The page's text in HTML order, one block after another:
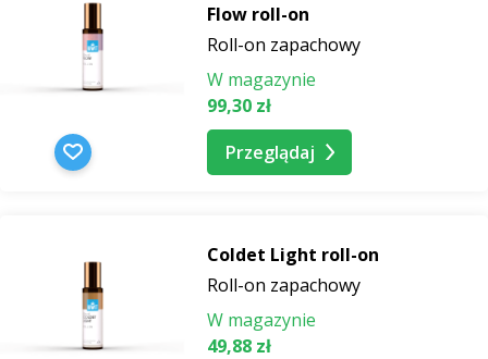
Flow roll-on
Roll-on zapachowy
W magazynie
99,30 zł
Przeglądaj
Coldet Light roll-on
Roll-on zapachowy
W magazynie
49,88 zł